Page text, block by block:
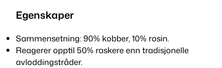
Egenskaper
Sammensetning: 90% kobber, 10% rosin.
Reagerer opptil 50% raskere enn tradisjonelle
avloddingstråder.